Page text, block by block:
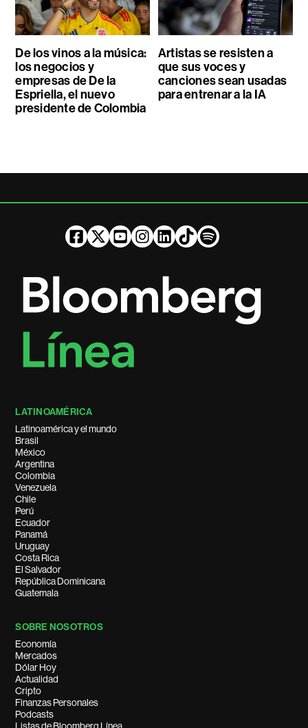
De los vinos a la música:
los negocios y
empresas de De la
Espriella, el nuevo
presidente de Colombia
Artistas se resisten a
que sus voces y
canciones sean usadas
para entrenar a la IA
LATINOAMÉRICA
Latinoamérica y el mundo
Brasil
México
Argentina
Colombia
Venezuela
Chile
Perú
Ecuador
Panamá
Uruguay
Costa Rica
El Salvador
República Dominicana
Guatemala
SOBRE NOSOTROS
Economía
Mercados
Dólar Hoy
Actualidad
Cripto
Finanzas Personales
Podcasts